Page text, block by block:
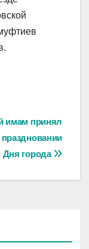
имам принял
праздновании
Дня города